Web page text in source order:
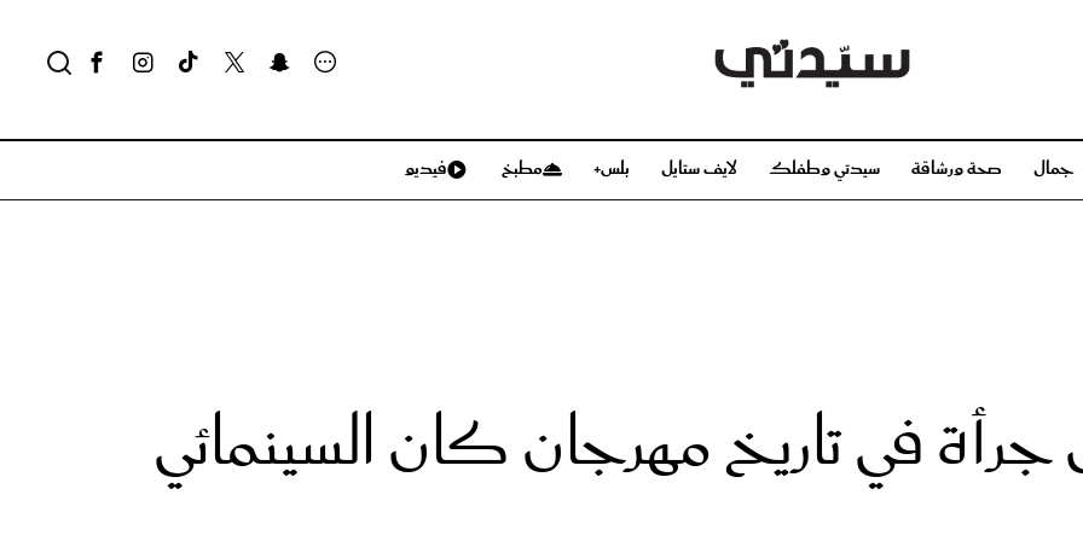
جمال صحة ورشاقة سيدتي وطفلك لايف ستايل بلس+ مطبخ فيديو
في تاريخ مهرجان كان السينمائي
مجلة سيدتي
مناسبات X سيدتي